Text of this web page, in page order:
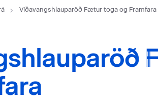
Víðavangshlauparöð Fætur toga og Framfara